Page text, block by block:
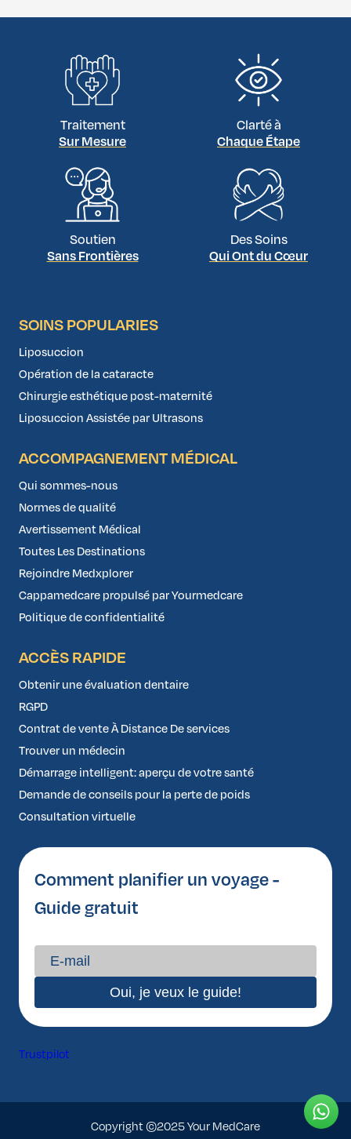
Traitement
Sur Mesure
Clarté à
Chaque Étape
Soutien
Sans Frontières
Des Soins
Qui Ont du Cœur
SOINS POPULARIES
Liposuccion
Opération de la cataracte
Chirurgie esthétique post-maternité
Liposuccion Assistée par Ultrasons
ACCOMPAGNEMENT MÉDICAL
Qui sommes-nous
Normes de qualité
Avertissement Médical
Toutes Les Destinations
Rejoindre Medxplorer
Cappamedcare propulsé par Yourmedcare
Politique de confidentialité
ACCÈS RAPIDE
Obtenir une évaluation dentaire
RGPD
Contrat de vente À Distance De services
Trouver un médecin
Démarrage intelligent: aperçu de votre santé
Demande de conseils pour la perte de poids
Consultation virtuelle
Comment planifier un voyage -
Guide gratuit
Trustpilot
Copyright ©2025 Your MedCare